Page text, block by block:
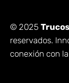
© 2025
reservados.
conexión con